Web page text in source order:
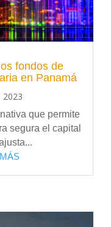
fondos de
en Panamá
2023
que permite
segura el capital